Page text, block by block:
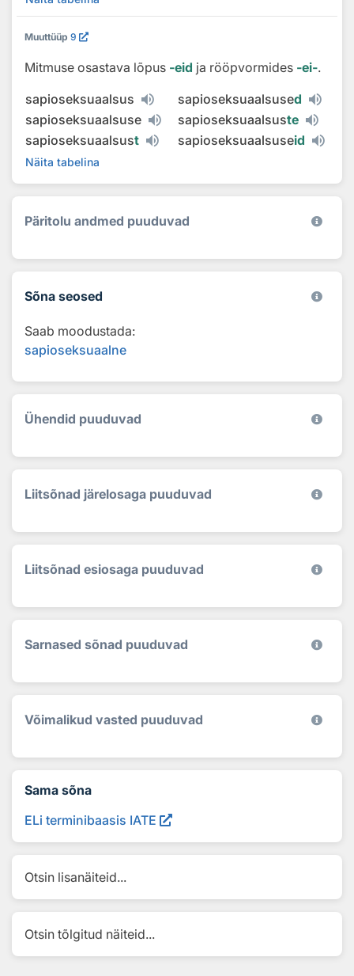
Muuttüüp 9
Mitmuse osastava lõpus ‑eid ja rööpvormides ‑ei‑.
sapioseksuaalsus
sapioseksuaalsused
sapioseksuaalsuse
sapioseksuaalsuste
sapioseksuaalsust sapioseksuaalsuseid
Näita tabelina
Päritolu andmed puuduvad
Sõna seosed
Saab moodustada:
sapioseksuaalne
Ühendid puuduvad
Liitsõnad järelosaga puuduvad
Liitsõnad esiosaga puuduvad
Sarnased sõnad puuduvad
Võimalikud vasted puuduvad
Sama sõna
ELi terminibaasis IATE
Otsin lisanäiteid...
Otsin tõlgitud näiteid...